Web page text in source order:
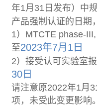
年1月31日发布）中
产品强制认证的日期
1）MTCTE phase-
至2023年7月1日
2）接受认可实验室
30日
请注意原2022年1月
项，未受此变更影响。